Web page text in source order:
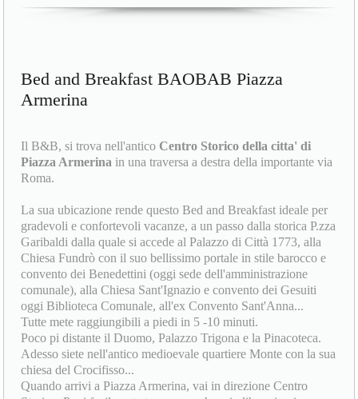
Bed and Breakfast BAOBAB Piazza
Armerina
Il B&B, si trova nell'antico Centro Storico della citta' di
Piazza Armerina in una traversa a destra della importante via
Roma.
La sua ubicazione rende questo Bed and Breakfast ideale per
gradevoli e confortevoli vacanze, a un passo dalla storica P.zza
Garibaldi dalla quale si accede al Palazzo di Città 1773, alla
Chiesa Fundrò con il suo bellissimo portale in stile barocco e
convento dei Benedettini (oggi sede dell'amministrazione
comunale), alla Chiesa Sant'Ignazio e convento dei Gesuiti
oggi Biblioteca Comunale, all'ex Convento Sant'Anna...
Tutte mete raggiungibili a piedi in 5 -10 minuti.
Poco pi distante il Duomo, Palazzo Trigona e la Pinacoteca.
Adesso siete nell'antico medioevale quartiere Monte con la sua
chiesa del Crocifisso...
Quando arrivi a Piazza Armerina, vai in direzione Centro